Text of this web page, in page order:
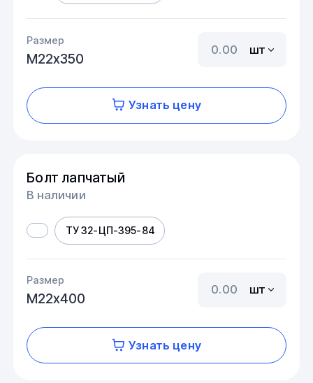
Размер
М22х350
шт
Узнать цену
Болт лапчатый
В наличии
ТУ 32-ЦП-395-84
Размер
М22х400
шт
Узнать цену